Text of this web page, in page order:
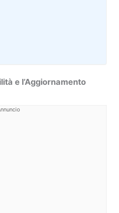
e l’Aggiornamento